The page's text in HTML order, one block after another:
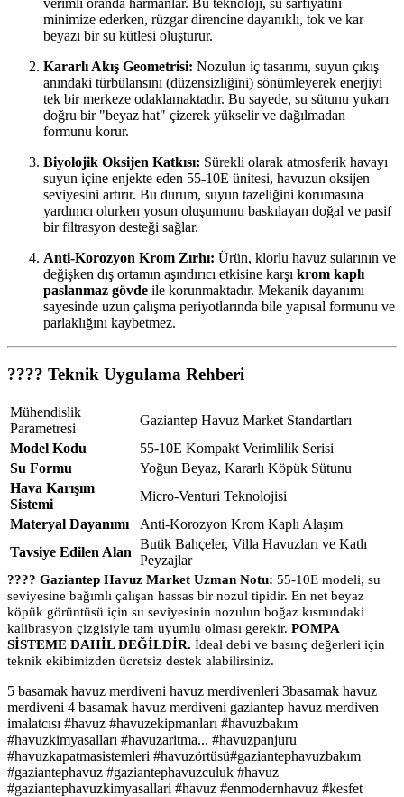
verimli oranda harmanlar. Bu teknoloji, su sarfiyatını
minimize ederken, rüzgar direncine dayanıklı, tok ve kar
beyazı bir su kütlesi oluşturur.
Kararlı Akış Geometrisi: Nozulun iç tasarımı, suyun çıkış
anındaki türbülansını (düzensizliğini) sönümleyerek enerjiyi
tek bir merkeze odaklamaktadır. Bu sayede, su sütunu yukarı
doğru bir "beyaz hat" çizerek yükselir ve dağılmadan
formunu korur.
Biyolojik Oksijen Katkısı: Sürekli olarak atmosferik havayı
suyun içine enjekte eden 55-10E ünitesi, havuzun oksijen
seviyesini artırır. Bu durum, suyun tazeliğini korumasına
yardımcı olurken yosun oluşumunu baskılayan doğal ve pasif
bir filtrasyon desteği sağlar.
Anti-Korozyon Krom Zırhı: Ürün, klorlu havuz sularının ve
değişken dış ortamın aşındırıcı etkisine karşı krom kaplı
paslanmaz gövde ile korunmaktadır. Mekanik dayanımı
sayesinde uzun çalışma periyotlarında bile yapısal formunu ve
parlaklığını kaybetmez.
???? Teknik Uygulama Rehberi
Mühendislik
Parametresi
Gaziantep Havuz Market Standartları
Model Kodu
55-10E Kompakt Verimlilik Serisi
Su Formu
Yoğun Beyaz, Kararlı Köpük Sütunu
Hava Karışım
Sistemi
Micro-Venturi Teknolojisi
Materyal Dayanımı
Anti-Korozyon Krom Kaplı Alaşım
Tavsiye Edilen Alan
Butik Bahçeler, Villa Havuzları ve Katlı
Peyzajlar
???? Gaziantep Havuz Market Uzman Notu: 55-10E modeli, su
seviyesine bağımlı çalışan hassas bir nozul tipidir. En net beyaz
köpük görüntüsü için su seviyesinin nozulun boğaz kısmındaki
kalibrasyon çizgisiyle tam uyumlu olması gerekir. POMPA
SİSTEME DAHİL DEĞİLDİR. İdeal debi ve basınç değerleri için
teknik ekibimizden ücretsiz destek alabilirsiniz.
5 basamak havuz merdiveni havuz merdivenleri 3basamak havuz
merdiveni 4 basamak havuz merdiveni gaziantep havuz merdiven
imalatcısı #havuz #havuzekipmanları #havuzbakım
#havuzkimyasalları #havuzaritma... #havuzpanjuru
#havuzkapatmasistemleri #havuzörtüsü#gaziantephavuzbakım
#gaziantephavuz #gaziantephavuzculuk #havuz
#gaziantephavuzkimyasallari #havuz #enmodernhavuz #kesfet